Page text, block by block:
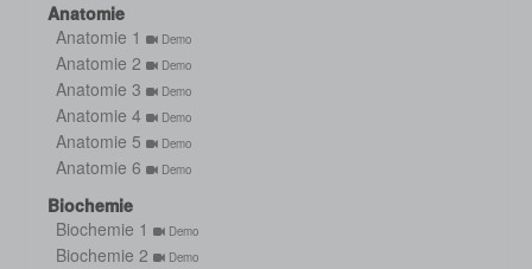
Anatomie
Anatomie 1
Demo
Anatomie 2 Demo
Anatomie 3 Demo
Anatomie 4 Demo
Anatomie 5 Demo
Anatomie 6 Demo
Biochemie
Biochemie 1
Demo
Biochemie 2 Demo